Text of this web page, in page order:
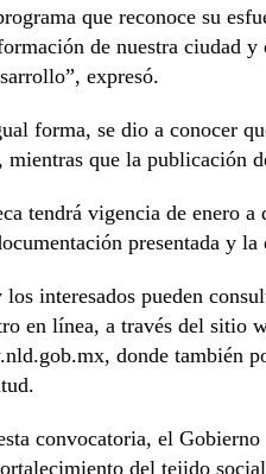
que reconoce su
de nuestra ciudad y
expresó.
forma, se dio a conocer
mientras que la publicación
tendrá vigencia de enero
presentada y
los interesados pueden
en línea, a través del sitio
donde también
convocatoria, el
del tejido